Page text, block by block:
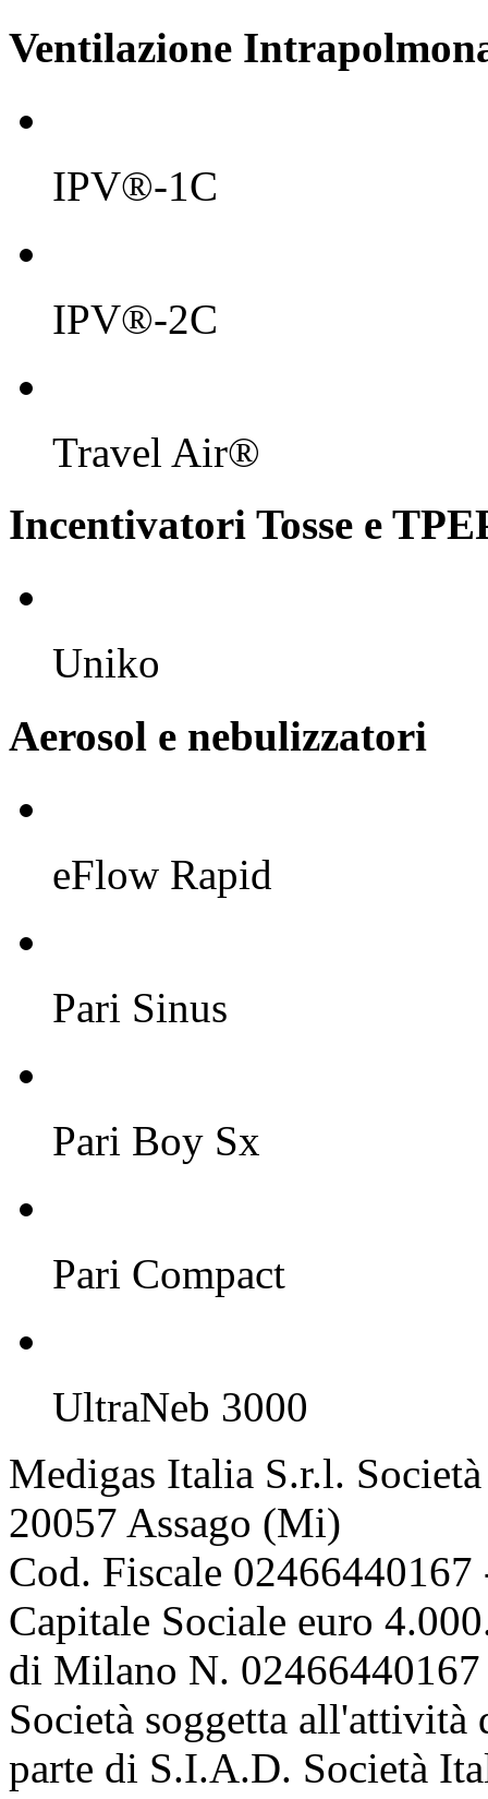
Ventilazione
IPV®-1C
IPV®-2C
Travel Air®
Incentivatori Tosse e
Uniko
Aerosol e nebulizzatori
eFlow Rapid
Pari Sinus
Pari Boy Sx
Pari Compact
UltraNeb 3000
Medigas Italia S.r.l.
20057 Assago (Mi)
Cod. Fiscale
Capitale Sociale euro
di Milano N.
Società soggetta
parte di S.I.A.D. Società